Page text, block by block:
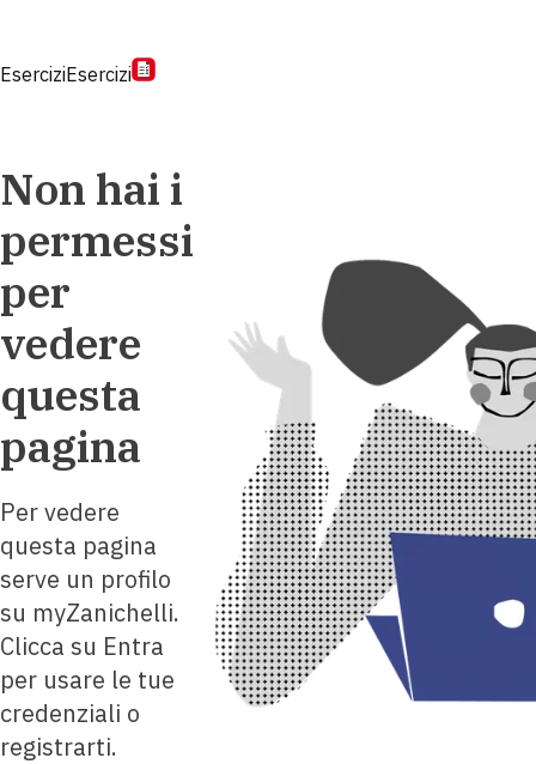
EserciziEsercizi
Non hai i
permessi
per
vedere
questa
pagina
Per vedere
questa pagina
serve un profilo
su myZanichelli.
Clicca su Entra
per usare le tue
credenziali o
registrarti.